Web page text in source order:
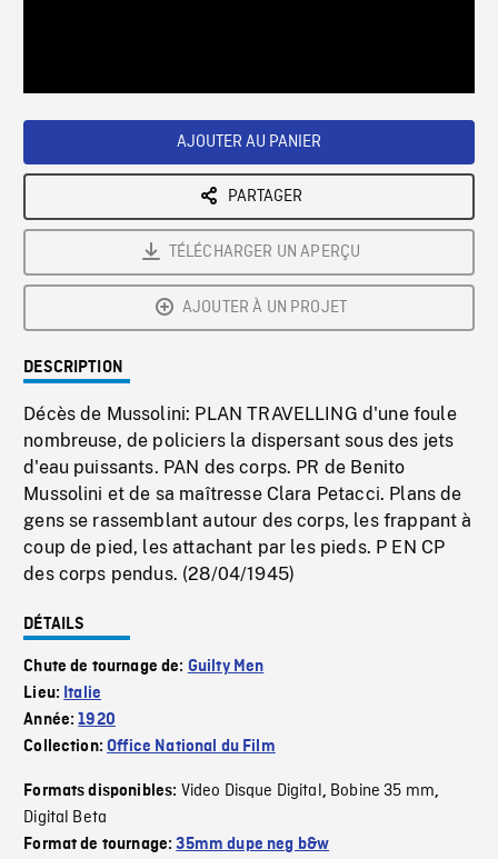
AJOUTER AU PANIER
PARTAGER
TÉLÉCHARGER UN APERÇU
AJOUTER À UN PROJET
DESCRIPTION
Décès de Mussolini: PLAN TRAVELLING d'une foule
nombreuse, de policiers la dispersant sous des jets
d'eau puissants. PAN des corps. PR de Benito
Mussolini et de sa maîtresse Clara Petacci. Plans de
gens se rassemblant autour des corps, les frappant à
coup de pied, les attachant par les pieds. P EN CP
des corps pendus. (28/04/1945)
DÉTAILS
Chute de tournage de: Guilty Men
Lieu: Italie
Année:1920
Collection:Office National du Film
Formats disponibles: Video Disque Digital, Bobine 35 mm,
Digital Beta
Format de tournage:35mm dupe neg b&w